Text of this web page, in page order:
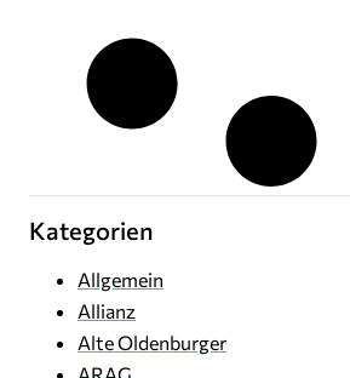
Kategorien
Allgemein
Allianz
Alte Oldenburger